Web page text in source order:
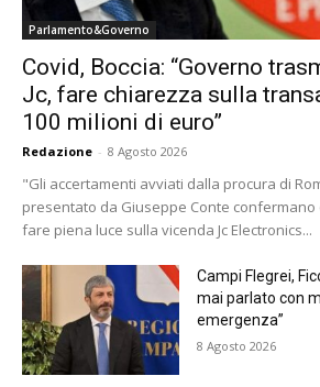
Parlamento&Governo
Covid, Boccia: “Governo
Jc, fare chiarezza sulla
100 milioni di euro”
Redazione - 8 Agosto 2026
"Gli accertamenti avviati dalla procura di
presentato da Giuseppe Conte
fare piena luce sulla vicenda Jc Electronics...
Campi Flegrei,
mai parlato con
emergenza”
8 Agosto 2026